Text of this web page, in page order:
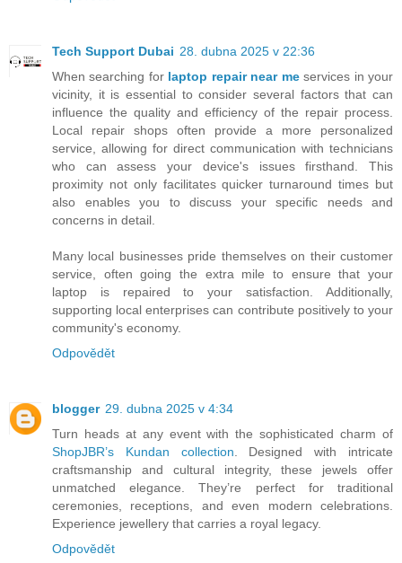
Tech Support Dubai 28. dubna 2025 v 22:36
When searching for laptop repair near meservices in your
vicinity, it is essential to consider several factors that can
influence the quality and efficiency of the repair process.
Local repair shops often provide a more personalized
service, allowing for direct communication with technicians
who can assess your device's issues firsthand. This
proximity not only facilitates quicker turnaround times but
also enables you to discuss your specific needs and
concerns in detail.
Many local businesses pride themselves on their customer
service, often going the extra mile to ensure that your
laptop is repaired to your satisfaction. Additionally,
supporting local enterprises can contribute positively to your
community's economy.
Odpovědět
blogger 29. dubna 2025 v 4:34
Turn heads at any event with the sophisticated charm of
ShopJBR’s Kundan collection. Designed with intricate
craftsmanship and cultural integrity, these jewels offer
unmatched elegance. They’re perfect for traditional
ceremonies, receptions, and even modern celebrations.
Experience jewellery that carries a royal legacy.
Odpovědět